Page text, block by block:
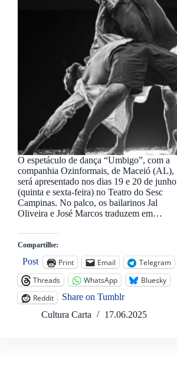
O espetáculo de dança “Umbigo”, com a
companhia Ozinformais, de Maceió (AL),
será apresentado nos dias 19 e 20 de junho
(quinta e sexta-feira) no Teatro do Sesc
Campinas. No palco, os bailarinos Jal
Oliveira e José Marcos traduzem em…
Compartilhe:
Post Print Email
Telegram
Threads
WhatsApp
Bluesky
Reddit
Share on Tumblr
Cultura Carta
17.06.2025